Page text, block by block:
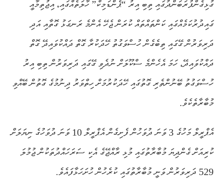
ގުޅިގެންފުރަބަންދުގައި ތިބި އިރު “ޕެންޑަމިކް” ހާލަތެއްގައި، އިޖުތިމާއީ
ގައިދުރުކަމެއްގައި ކަންތައްތައް ކުރަން ޖެހޭ އެންމެ ރަނގަޅު ގޮތާއި އަދި
ދަރިވަރުން ގޭގައި ތިބެގެން ހުސްވަގުތު ހޭދަކުރާ ގޮތް ދައްކުވައިދޭ ގޮތް
ދައްކުވައިދޭ، ހަމަ އެހެންމެ ސްކޫލަށް ނުދެވި ގޭގައި ދަރިވަރުން ތިބި އިރު
ހުސްވަގުތު ބޭނުންތެރި ގޮތުގައި ހޭދަކުރުމަށް ހިތްވަރު ދިނުމުގެ ގޮތުން ބޭއްވި
މުބާރާތެކެވެ.
އެޕްރީލް މަހުގެ 3 ވަނަ ދުވަހުން ފެށިގެން އެޕްރީލް 10 ވަނަ ދުވަހުގެ ނިޔަލަށް
ކުރިއަށް ގެންދިޔަ މުބާރާތުގައި މުޅި ރާއްޖޭގެ އެކި ސަރަހައްދުތަކުން ޖުމުލަ
529 ދަރިވަރުން ވަނީ މުބާރާތުގައި ކުރެހުން ހުށަހަޅާފައެވެ.